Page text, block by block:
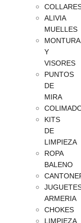
ALIVIA
MUELLES
Y
VISORES
PUNTOS
DE
MIRA
KITS
DE
LIMPIEZA
ROPA
BALENO
ARMERIA
CHOKES
LIMPIEZA